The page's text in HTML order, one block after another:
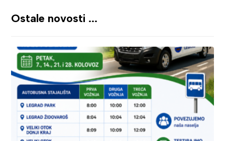
Ostale novosti ...